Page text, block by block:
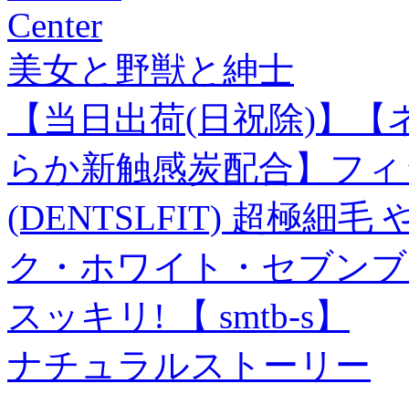
Center
美女と野獣と紳士
【当日出荷(日祝除)】
らか新触感炭配合】フ
(DENTSLFIT) 超極細毛
ク・ホワイト・セブン
スッキリ! 【 smtb-s】
ナチュラルストーリー